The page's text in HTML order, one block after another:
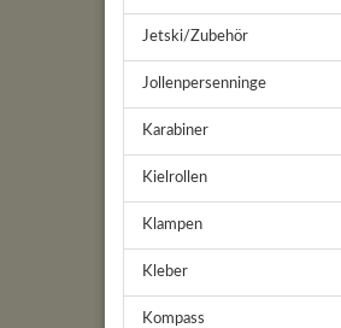
Jetski/Zubehör
Jollenpersenninge
Karabiner
Kielrollen
Klampen
Kleber
Kompass